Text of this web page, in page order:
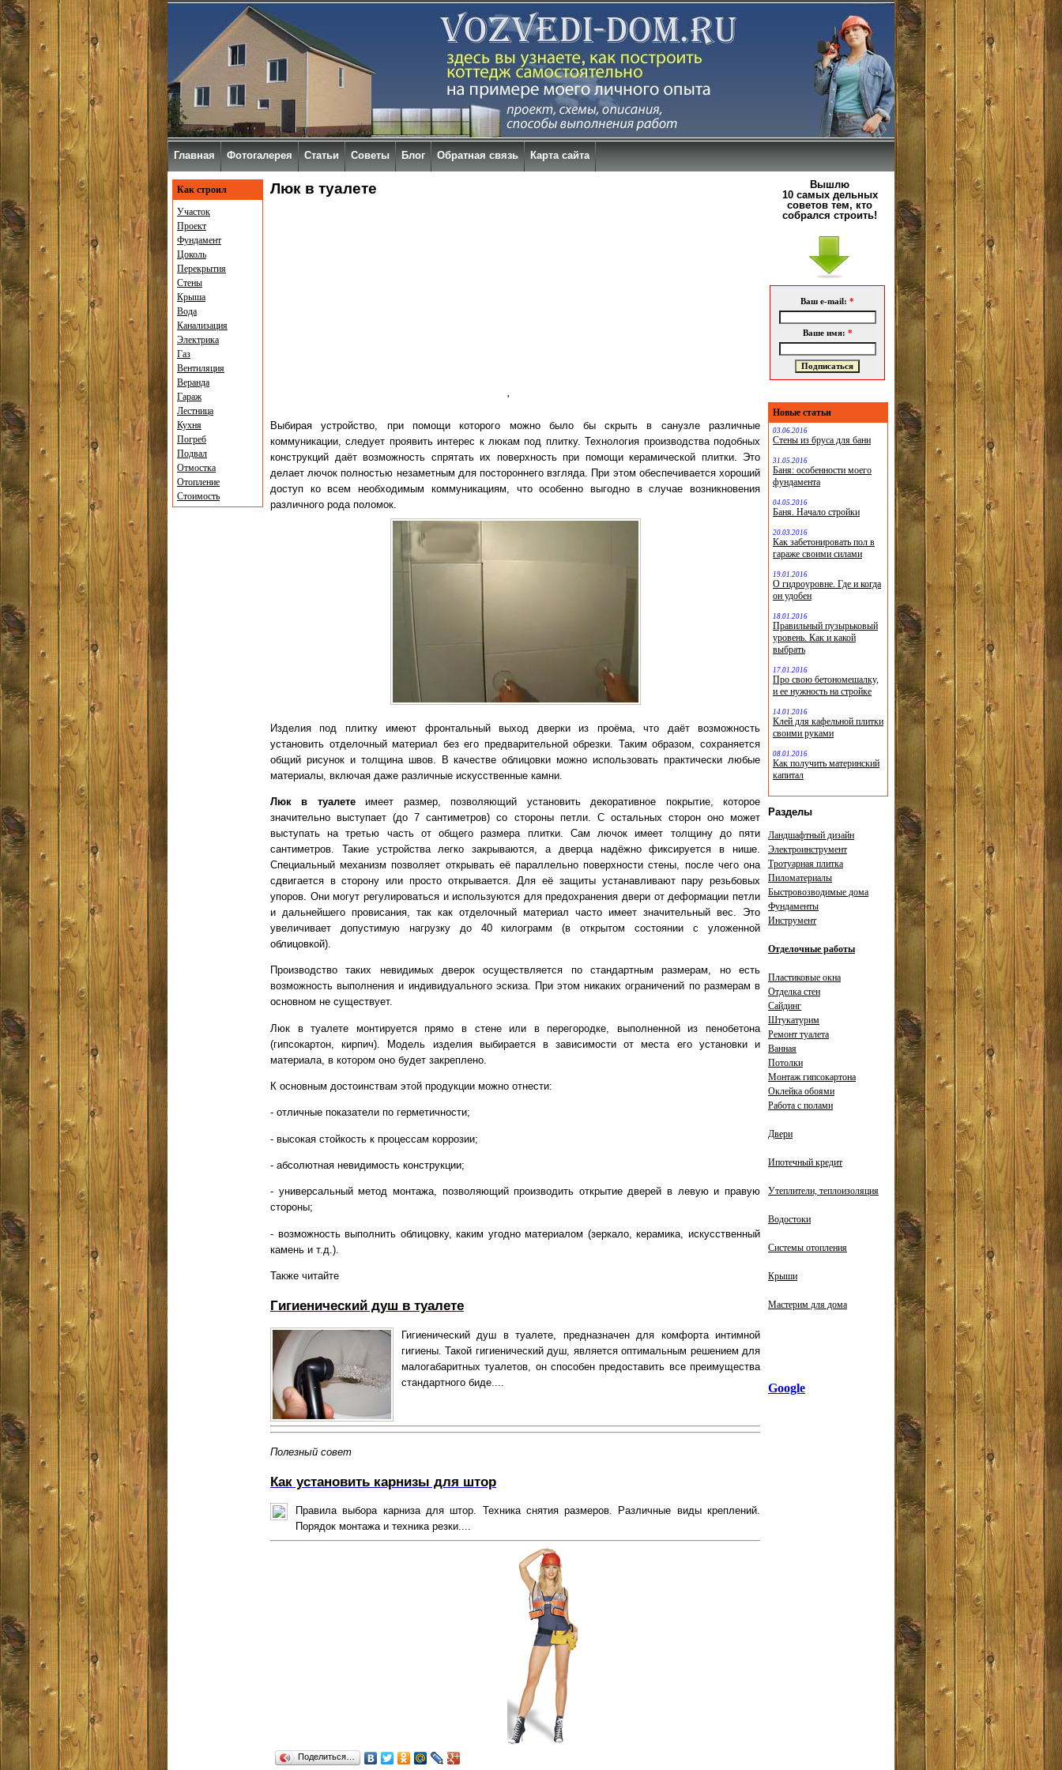
Люк в туалете
'
Выбирая устройство, при помощи которого можно было бы скрыть в санузле различные
коммуникации, следует проявить интерес к люкам под плитку. Технология производства подобных
конструкций даёт возможность спрятать их поверхность при помощи керамической плитки. Это
делает лючок полностью незаметным для постороннего взгляда. При этом обеспечивается хороший
доступ ко всем необходимым коммуникациям, что особенно выгодно в случае возникновения
различного рода поломок.
Изделия под плитку имеют фронтальный выход дверки из проёма, что даёт возможность
установить отделочный материал без его предварительной обрезки. Таким образом, сохраняется
общий рисунок и толщина швов. В качестве облицовки можно использовать практически любые
материалы, включая даже различные искусственные камни.
Люк в туалетеимеет размер, позволяющий установить декоративное покрытие, которое
значительно выступает (до 7 сантиметров) со стороны петли. С остальных сторон оно может
выступать на третью часть от общего размера плитки. Сам лючок имеет толщину до пяти
сантиметров. Такие устройства легко закрываются, а дверца надёжно фиксируется в нише.
Специальный механизм позволяет открывать её параллельно поверхности стены, после чего она
сдвигается в сторону или просто открывается. Для её защиты устанавливают пару резьбовых
упоров. Они могут регулироваться и используются для предохранения двери от деформации петли
и дальнейшего провисания, так как отделочный материал часто имеет значительный вес. Это
увеличивает допустимую нагрузку до 40 килограмм (в открытом состоянии с уложенной
облицовкой).
Производство таких невидимых дверок осуществляется по стандартным размерам, но есть
возможность выполнения и индивидуального эскиза. При этом никаких ограничений по размерам в
основном не существует.
Люк в туалете монтируется прямо в стене или в перегородке, выполненной из пенобетона
(гипсокартон, кирпич). Модель изделия выбирается в зависимости от места его установки и
материала, в котором оно будет закреплено.
К основным достоинствам этой продукции можно отнести:
- отличные показатели по герметичности;
- высокая стойкость к процессам коррозии;
- абсолютная невидимость конструкции;
- универсальный метод монтажа, позволяющий производить открытие дверей в левую и правую
стороны;
- возможность выполнить облицовку, каким угодно материалом (зеркало, керамика, искусственный
камень и т.д.).
Также читайте
Гигиенический душ в туалете
Гигиенический душ в туалете, предназначен для комфорта интимной
гигиены. Такой гигиенический душ, является оптимальным решением для
малогабаритных туалетов, он способен предоставить все преимущества
стандартного биде....
Полезный совет
Как установить карнизы для штор
Правила выбора карниза для штор. Техника снятия размеров. Различные виды креплений.
Порядок монтажа и техника резки....
Поделиться…
Как строил
Участок
Проект
Фундамент
Цоколь
Перекрытия
Стены
Крыша
Вода
Канализация
Электрика
Газ
Вентиляция
Веранда
Гараж
Лестница
Кухня
Погреб
Подвал
Отмостка
Отопление
Стоимость
Вышлю
10 самых дельных
советов тем, кто
собрался строить!
Ваш e-mail: *
Ваше имя: *
Новые статьи
03.06.2016
Стены из бруса для бани
31.05.2016
Баня: особенности моего
фундамента
04.05.2016
Баня. Начало стройки
20.03.2016
Как забетонировать пол в
гараже своими силами
19.01.2016
О гидроуровне. Где и когда
он удобен
18.01.2016
Правильный пузырьковый
уровень. Как и какой
выбрать
17.01.2016
Про свою бетономешалку,
и ее нужность на стройке
14.01.2016
Клей для кафельной плитки
своими руками
08.01.2016
Как получить материнский
капитал
Разделы
Ландшафтный дизайн
Электроинструмент
Тротуарная плитка
Пиломатериалы
Быстровозводимые дома
Фундаменты
Инструмент
Отделочные работы
Пластиковые окна
Отделка стен
Сайдинг
Штукатурим
Ремонт туалета
Ванная
Потолки
Монтаж гипсокартона
Оклейка обоями
Работа с полами
Двери
Ипотечный кредит
Утеплители, теплоизоляция
Водостоки
Системы отопления
Крыши
Мастерим для дома
Google
Главная Фотогалерея Статьи Советы Блог Обратная связь Карта сайта